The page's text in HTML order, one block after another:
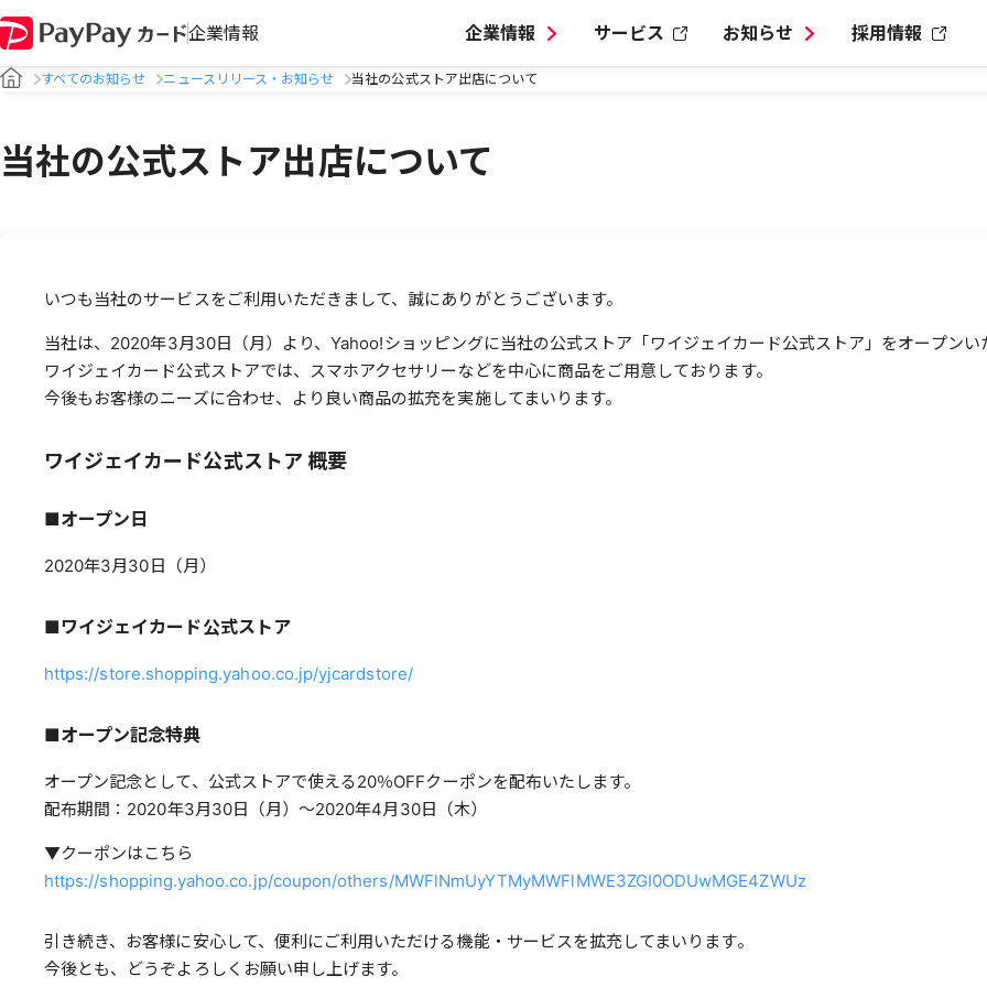
企業情報 企業情報 サービス お知らせ 採用情報
すべてのお知らせ ニュースリリース・お知らせ 当社の公式ストア出店について
当社の公式ストア出店について
いつも当社のサービスをご利用いただきまして、誠にありがとうございます。
当社は、2020年3月30日（月）より、Yahoo!ショッピングに当社の公式ストア「ワイジェイカード公式ストア」をオープンい
ワイジェイカード公式ストアでは、スマホアクセサリーなどを中心に商品をご用意しております。
今後もお客様のニーズに合わせ、より良い商品の拡充を実施してまいります。
ワイジェイカード公式ストア 概要
■オープン日
2020年3月30日（月）
■ワイジェイカード公式ストア
https://store.shopping.yahoo.co.jp/yjcardstore/
■オープン記念特典
オープン記念として、公式ストアで使える20％OFFクーポンを配布いたします。
配布期間：2020年3月30日（月）～2020年4月30日（木）
▼クーポンはこちら
https://shopping.yahoo.co.jp/coupon/others/MWFlNmUyYTMyMWFlMWE3ZGI0ODUwMGE4ZWUz
引き続き、お客様に安心して、便利にご利用いただける機能・サービスを拡充してまいります。
今後とも、どうぞよろしくお願い申し上げます。